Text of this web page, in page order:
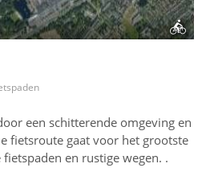
een schitterende omgeving en
fietsroute gaat voor het grootste
en rustige wegen. .